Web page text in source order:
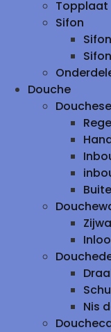
Sifon
Sifon
Douche
Nis